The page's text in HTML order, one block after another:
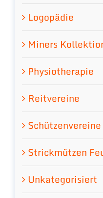
Logopädie
Miners
Physiotherapie
Reitvereine
Schützenvereine
Strickmützen
Unkategorisiert